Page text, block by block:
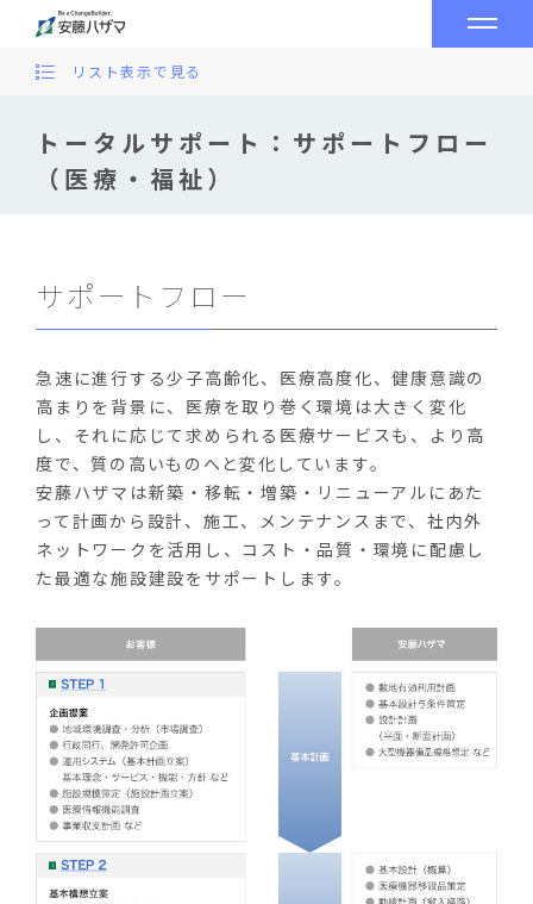
トータルサポート：サポートフロー
（医療・福祉）
リスト表示で見る
サポートフロー
急速に進行する少子高齢化、医療高度化、健康意識の
高まりを背景に、医療を取り巻く環境は大きく変化
し、それに応じて求められる医療サービスも、より高
度で、質の高いものへと変化しています。
安藤ハザマは新築・移転・増築・リニューアルにあた
って計画から設計、施工、メンテナンスまで、社内外
ネットワークを活用し、コスト・品質・環境に配慮し
た最適な施設建設をサポートします。